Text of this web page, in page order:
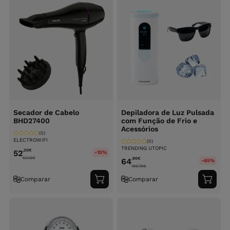
Secador de Cabelo
BHD27400
ELECTROWIFI
(0)
52,20€
63.16€
-15%
Comparar
Adicionar
ao
Depiladora de Luz Pulsada
com Função de Frio e
Acessórios
TRENDING UTOPIC
(0)
64,90€
196.79€
-65%
Comparar
ao